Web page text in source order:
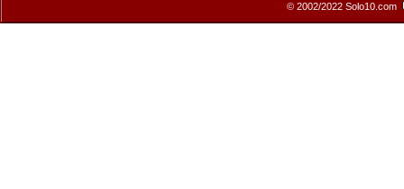
© 2002/2022 Solo10.com